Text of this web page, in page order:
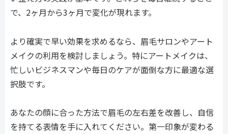
で、2ヶ月から3ヶ月で変化が現れます。
より確実で早い効果を求めるなら、眉毛サロンやアート
メイクの利用を検討しましょう。特にアートメイクは、
忙しいビジネスマンや毎日のケアが面倒な方に最適な選
択肢です。
あなたの顔に合った方法で眉毛の左右差を改善し、自信
を持てる表情を手に入れてください。第一印象が変わる